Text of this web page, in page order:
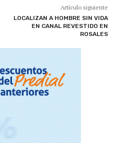
Artículo siguiente
LOCALIZAN A HOMBRE SIN VIDA
EN CANAL REVESTIDO EN
ROSALES